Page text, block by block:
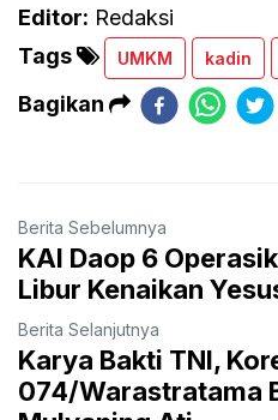
Editor: Redaksi
Tags
UMKM kadin
Bagikan
Berita Sebelumnya
KAI Daop 6
Libur Kenaikan
Berita Selanjutnya
Karya Bakti TNI,
074/Warastratama